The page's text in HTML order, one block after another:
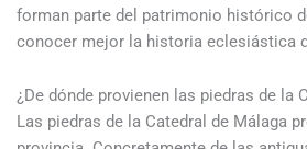
forman parte del patrimonio histórico
conocer mejor la historia eclesiástica
¿De dónde provienen las piedras de la
Las piedras de la Catedral de Málaga